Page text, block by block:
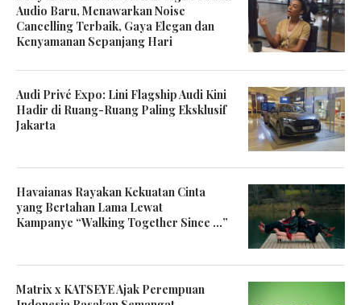
Audio Baru, Menawarkan Noise
Cancelling Terbaik, Gaya Elegan dan
Kenyamanan Sepanjang Hari
Audi Privé Expo: Lini Flagship Audi Kini
Hadir di Ruang-Ruang Paling Eksklusif
Jakarta
Havaianas Rayakan Kekuatan Cinta
yang Bertahan Lama Lewat
Kampanye “Walking Together Since …”
Matrix x KATSEYE Ajak Perempuan